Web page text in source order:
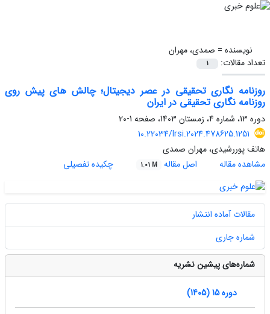
نویسنده = صمدی، مهران
تعداد مقالات:
1
روزنامه نگاری تحقیقی در عصر دیجیتال؛ چالش های پیش روی
روزنامه نگاری تحقیقی در ایران
دوره 13، شماره 4، زمستان 1403، صفحه
1-20
10.22034/lrsi.2024.478625.1251
هاتف پوررشیدی، مهران صمدی
مشاهده مقاله
اصل مقاله 1.01 M چکیده تفصیلی
مقالات آماده انتشار
شماره جاری
شماره‌های پیشین نشریه
دوره 15 (1405)